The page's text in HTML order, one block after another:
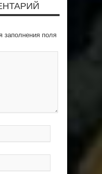
заполнения поля